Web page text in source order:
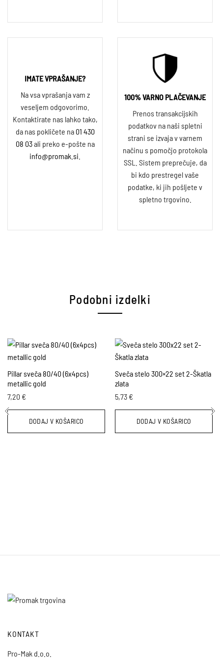
IMATE VPRAŠANJE?
Na vsa vprašanja vam z
veseljem odgovorimo.
Kontaktirate nas lahko tako,
da nas pokličete na 01 430
08 03ali preko e-pošte na
info@promak.si
100% VARNO PLAČEVANJE
Prenos transakcijskih
podatkov na naši spletni
strani se izvaja v varnem
načinu s pomočjo protokola
SSL. Sistem preprečuje, da
bi kdo prestregel vaše
podatke, ki jih pošljete v
spletno trgovino.
Podobni izdelki
Pillar sveča 80/40 (6x4pcs)
metallic gold
7,20 €
DODAJ V KOŠARICO
Sveča stelo 300×22 set 2-Škatla
zlata
5,73 €
DODAJ V KOŠARICO
KONTAKT
Pro-Mak d.o.o.